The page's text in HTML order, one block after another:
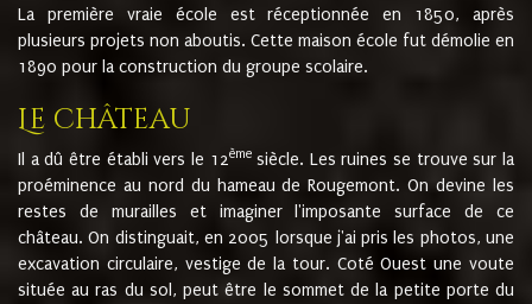
La première vraie école est réceptionnée en 1850, après
plusieurs projets non aboutis. Cette maison école fut démolie en
1890 pour la construction du groupe scolaire.
Le château
Il a dû être établi vers le 12èmesiècle. Les ruines se trouve sur la
proéminence au nord du hameau de Rougemont. On devine les
restes de murailles et imaginer l'imposante surface de ce
château. On distinguait, en 2005 lorsque j'ai pris les photos, une
excavation circulaire, vestige de la tour. Coté Ouest une voute
située au ras du sol, peut être le sommet de la petite porte du